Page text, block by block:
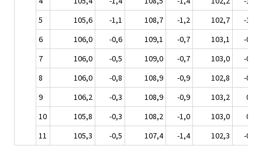
5
105,6 -1,1 108,7 -1,2 102,7
-1,2
6
106,0 -0,6 109,1 -0,7 103,1
-0,6
7
106,0 -0,5 109,0 -0,7 103,0
-0,7
8
106,0 -0,8 108,9 -0,9 102,8
-0,9
9
106,2 -0,3 108,9 -0,9 103,2
0,2
10
105,8 -0,3 108,2 -1,0 103,0
0,3
11
105,3 -0,5 107,4 -1,4 102,3 -0,2